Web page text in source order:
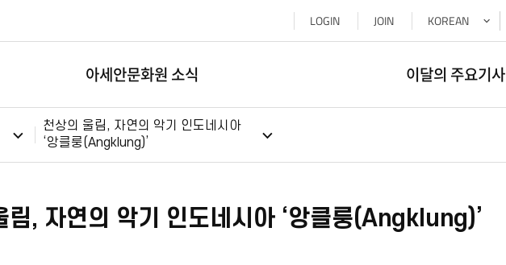
LOGIN JOIN KOREAN
아세안문화원 소식 이달의 주요기사
천상의 울림, 자연의 악기 인도네시아
‘앙클룽(Angklung)’
림, 자연의 악기 인도네시아 ‘앙클룽(Angklung)’